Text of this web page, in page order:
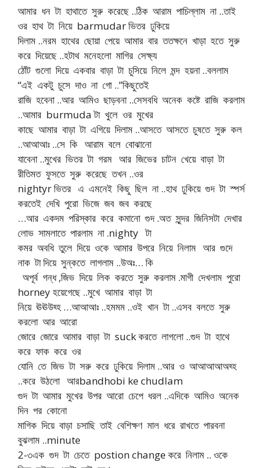
আমার ধন টা হাথাতে সুরু করেছে ..ঠিক আরাম পাচিল্লাম না ..তাই
ওর হাথ টা নিয়ে barmudar ভিতর ঢুকিয়ে
দিলাম ..নরম হাথের ছোয়া পেয়ে আমার বার ততক্ষনে খাড়া হতে সুরু
করে দিয়েছে ..হটাথ মনেহলো মাগির সেক্ষ্য
ঠোঁট গুলো দিয়ে একবার বাড়া টা চুসিয়ে নিলে মন্দ হয়না ..বললাম
“এই একটু চুসে দাও না গো ..”কিছুতেই
রাজি হবেনা ..আর আমিও ছাড়বনা ..সেসবধি অনেক কষ্টে রাজি করলাম
..আমার burmuda টা খুলে ওর মুখের
কাছে আমার বাড়া টা এগিয়ে দিলাম ..আসতে আসতে চুষতে সুরু কল
..আআআঃ ..সে কি আরাম বলে বোঝানো
যাবেনা ..মুখের ভিতর টা গরম আর জিভের চাটন খেয়ে বাড়া টা
রীতিমত ফুসতে সুরু করেছে তখন ..ওর
nightyr ভিতর এ এমনেই কিছু ছিল না ..হাথ ঢুকিয়ে গুদ টা স্পর্স
করতেই দেখি পুরো ভিজে জব জব করছে
…আর একদম পরিস্কার করে কমানো গুদ .অত সুন্দর জিনিসটা দেখার
লোভ সামলাতে পারলাম না .nighty টা
কমর অবধি তুলে দিয়ে ওকে আমার উপরে নিয়ে নিলাম আর গুদে
নাক টা দিয়ে সুন্কতে লাগলাম ..উঅঃ… কি
অপূর্ব গন্ধ ,জিভ দিয়ে লিক করতে সুরু করলাম .মাগী দেখলাম পুরো
horney হয়েগেছে ..মুখে আমার বাড়া টা
নিয়ে ঊঊউহ্হ …আআআঃ ..হমমম ..ওই খান টা ..এসব বলতে সুরু
করলো আর আরো
জোরে জোরে আমার বাড়া টা suck করতে লাগলো ..গুদ টা হাথে
করে ফাক করে ওর
যোনি তে জিভ টা সরু করে ঢুকিয়ে দিলাম ..আর ও আআআআঅহ্হ
..করে উঠলো আরbandhobi ke chudlam
গুদ টা আমার মুখের উপর আরো চেপে ধরল ..এদিকে আমিও অনেক
দিন পর কোনো
মাগিক দিয়ে বাড়া চসাছি তাই বেশিক্ষণ মাল ধরে রাখতে পারবনা
বুঝলাম ..minute
2-৩এক গুদ টা চেতে postion change করে নিলাম .. ওকে